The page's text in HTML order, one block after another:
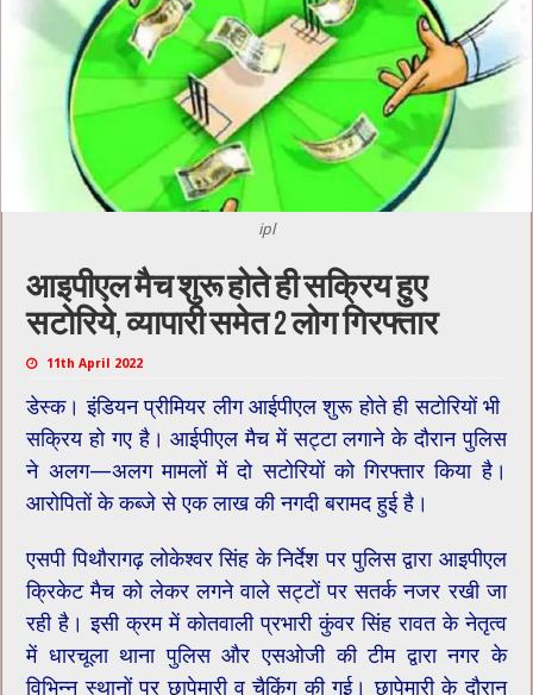
ipl
आइपीएल मैच शुरू होते ही ​सक्रिय हुए
सटोरिये, व्यापारी समेत 2 लोग गिरफ्तार
11th April 2022
डेस्क। इंडियन प्रीमियर लीग आईपीएल शुरू होते ही सटोरियों भी ​
सक्रिय हो गए है। आईपीएल मैच में सट्टा लगाने के दौरान पुलिस
ने अलग—अलग मामलों में दो सटोरियों को गिरफ्तार किया है।
आरोपितों के कब्जे से एक लाख की नगदी बरामद हुई है।
एसपी पिथौरागढ़ लोकेश्वर सिंह के निर्देश पर पुलिस द्वारा आइपीएल
क्रिकेट मैच को लेकर लगने वाले सट्टों पर सतर्क नजर रखी जा
रही है। इसी क्रम में कोतवाली प्रभारी कुंवर सिंह रावत के नेतृत्व
में धारचूला थाना पुलिस और एसओजी की टीम द्वारा नगर के
विभिन्न स्थानों पर छापेमारी व चैकिंग की गई। छापेमारी के दौरान